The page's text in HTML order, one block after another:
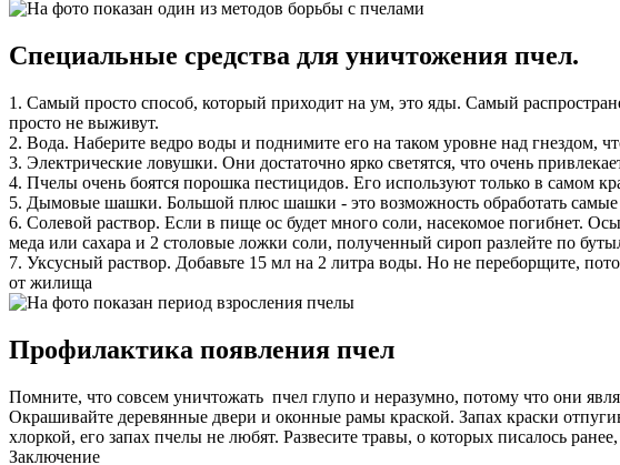
Специальные средства для уничтожения пчел.
1. Самый просто способ, который приходит на ум, это яды. Самый
просто не выживут.
2. Вода. Наберите ведро воды и поднимите его на таком уровне над гнездом,
3. Электрические ловушки. Они достаточно ярко светятся, что очень
4. Пчелы очень боятся порошка пестицидов. Его используют только в самом
5. Дымовые шашки. Большой плюс шашки - это возможность обработать
6. Солевой раствор. Если в пище ос будет много соли, насекомое погибнет.
меда или сахара и 2 столовые ложки соли, полученный сироп разлейте по
7. Уксусный раствор. Добавьте 15 мл на 2 литра воды. Но не переборщите,
от жилища
Профилактика появления пчел
Помните, что совсем уничтожать пчел глупо и неразумно, потому что они
Окрашивайте деревянные двери и оконные рамы краской. Запах краски
хлоркой, его запах пчелы не любят. Развесите травы, о которых писалось
Заключение